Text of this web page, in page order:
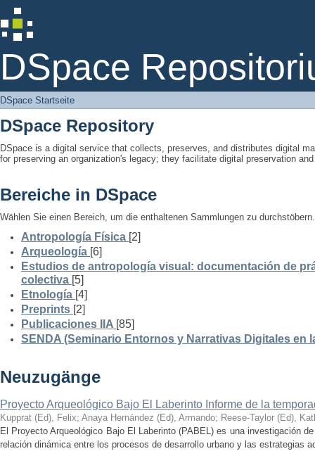
DSpace
DSpace Startseite
DSpace Startseite
DSpace Repository
DSpace is a digital service that collects, preserves, and distributes digital
for preserving an organization's legacy; they facilitate digital preservation
Bereiche in DSpace
Wählen Sie einen Bereich, um die enthaltenen Sammlungen zu durchstöbern.
Antropología Física [2]
Arqueología [6]
Estudios de antropología visual: documentación de
colectiva [5]
Etnología [4]
Preprints [2]
Publicaciones IIA [85]
SENDA (Seminario Entornos y Narrativas Digitales en
Neuzugänge
Proyecto Arqueológico Bajo El Laberinto Informe de la
Kupprat (Ed), Felix; Anaya Hernández (Ed), Armando; Reese-Taylor (Ed),
El Proyecto Arqueológico Bajo El Laberinto (PABEL) es una investigación
relación dinámica entre los procesos de desarrollo urbano y las estrategias